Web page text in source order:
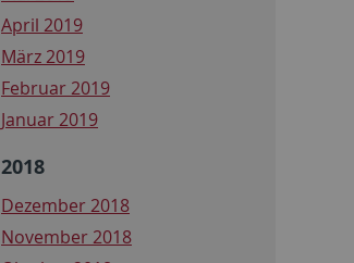
April 2019
März 2019
Februar 2019
Januar 2019
2018
Dezember 2018
November 2018